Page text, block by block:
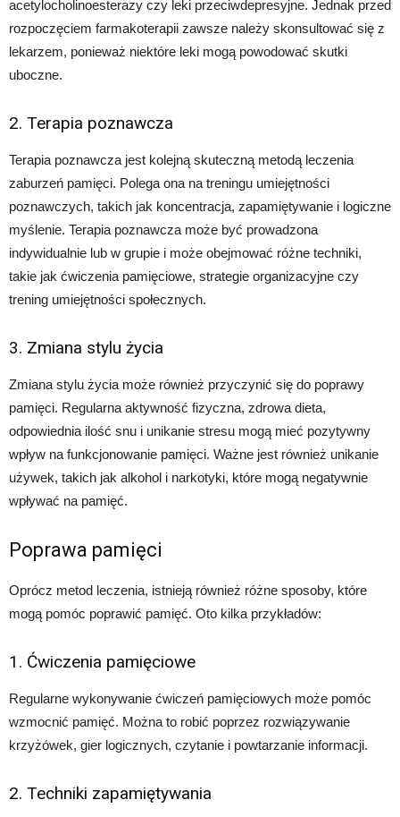
acetylocholinoesterazy czy leki przeciwdepresyjne. Jednak przed
rozpoczęciem farmakoterapii zawsze należy skonsultować się z
lekarzem, ponieważ niektóre leki mogą powodować skutki
uboczne.
2. Terapia poznawcza
Terapia poznawcza jest kolejną skuteczną metodą leczenia
zaburzeń pamięci. Polega ona na treningu umiejętności
poznawczych, takich jak koncentracja, zapamiętywanie i logiczne
myślenie. Terapia poznawcza może być prowadzona
indywidualnie lub w grupie i może obejmować różne techniki,
takie jak ćwiczenia pamięciowe, strategie organizacyjne czy
trening umiejętności społecznych.
3. Zmiana stylu życia
Zmiana stylu życia może również przyczynić się do poprawy
pamięci. Regularna aktywność fizyczna, zdrowa dieta,
odpowiednia ilość snu i unikanie stresu mogą mieć pozytywny
wpływ na funkcjonowanie pamięci. Ważne jest również unikanie
używek, takich jak alkohol i narkotyki, które mogą negatywnie
wpływać na pamięć.
Poprawa pamięci
Oprócz metod leczenia, istnieją również różne sposoby, które
mogą pomóc poprawić pamięć. Oto kilka przykładów:
1. Ćwiczenia pamięciowe
Regularne wykonywanie ćwiczeń pamięciowych może pomóc
wzmocnić pamięć. Można to robić poprzez rozwiązywanie
krzyżówek, gier logicznych, czytanie i powtarzanie informacji.
2. Techniki zapamiętywania